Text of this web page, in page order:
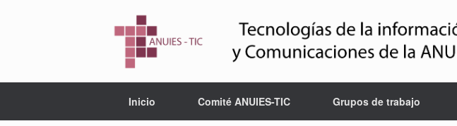
Inicio Comité ANUIES-TIC Grupos de trabajo